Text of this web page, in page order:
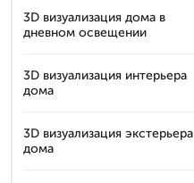
3D визуализация дома в
дневном освещении
3D визуализация интерьера
дома
3D визуализация экстерьера
дома